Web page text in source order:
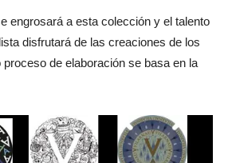
engrosará a esta colección y el talento
disfrutará de las creaciones de los
de elaboración se basa en la